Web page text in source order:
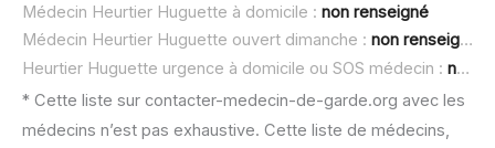
Médecin Heurtier Huguette à domicile : non renseigné
Médecin Heurtier Huguette ouvert dimanche : non renseigné
Heurtier Huguette urgence à domicile ou SOS médecin : non renseigné
* Cette liste sur contacter-medecin-de-garde.org avec les
médecins n’est pas exhaustive. Cette liste de médecins,